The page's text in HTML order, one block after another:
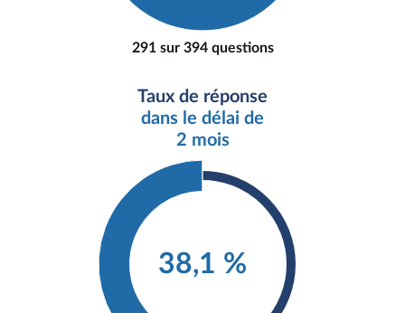
291 sur 394 questions
Taux de réponse
dans le délai de
2 mois
38,1 %